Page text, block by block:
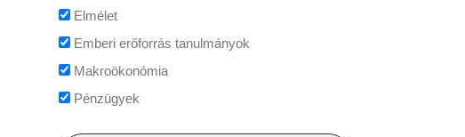
Elmélet
Emberi erőforrás tanulmányok
Makroökonómia
Pénzügyek